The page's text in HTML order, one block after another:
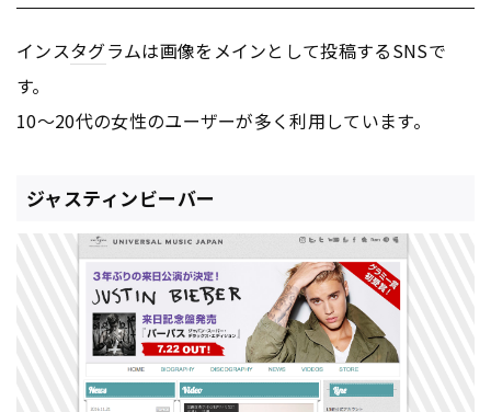
インスタグラムは画像をメインとして投稿するSNSで
す。
10〜20代の女性のユーザーが多く利用しています。
ジャスティンビーバー